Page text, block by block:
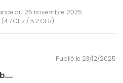
du 26 novembre 2025
GHz / 5.2 GHz)
Publié le 23/12/2025